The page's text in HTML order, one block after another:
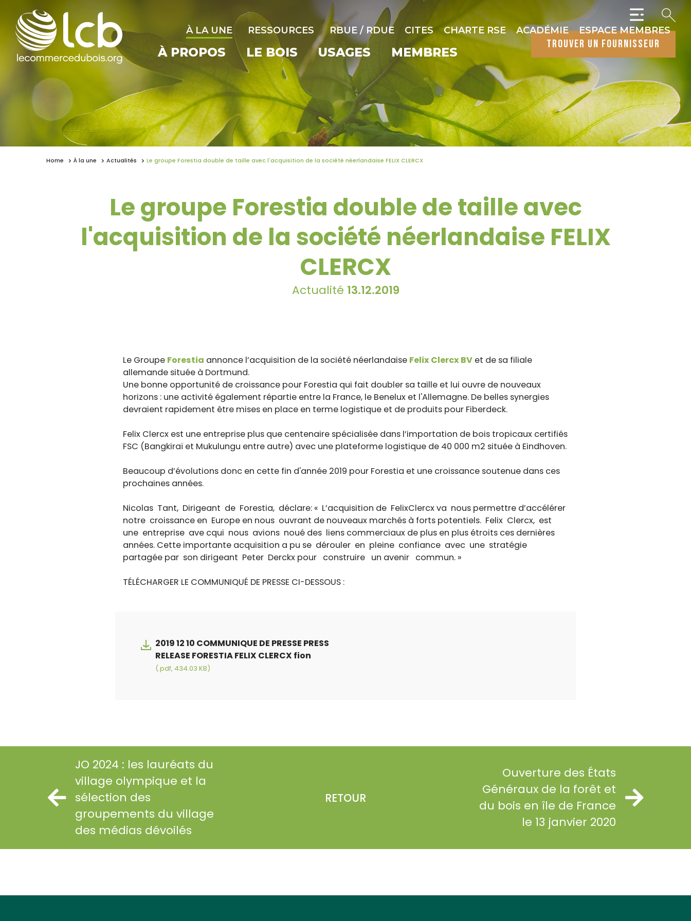
À LA UNE RESSOURCES RBUE / RDUE CITES CHARTE RSE ACADÉMIE ESPACE MEMBRES
À PROPOS LE BOIS USAGES MEMBRES
trouver un fournisseur
Home À la une Actualités Le groupe Forestia double de taille avec l'acquisition de la société néerlandaise FELIX CLERCX
Le groupe Forestia double de taille avec
l'acquisition de la société néerlandaise FELIX
CLERCX
Actualité 13.12.2019
Le Groupe Forestia annonce l’acquisition de la société néerlandaise Felix Clercx BV et de sa filiale
allemande située à Dortmund.
Une bonne opportunité de croissance pour Forestia qui fait doubler sa taille et lui ouvre de nouveaux
horizons : une activité également répartie entre la France, le Benelux et l'Allemagne. De belles synergies
devraient rapidement être mises en place en terme logistique et de produits pour Fiberdeck.
Felix Clercx est une entreprise plus que centenaire spécialisée dans l’importation de bois tropicaux certifiés
FSC (Bangkiraï et Mukulungu entre autre) avec une plateforme logistique de 40 000 m2 située à Eindhoven.
Beaucoup d’évolutions donc en cette fin d'année 2019 pour Forestia et une croissance soutenue dans ces
prochaines années.
Nicolas Tant, Dirigeant de Forestia, déclare: « L’acquisition de FelixClercx va nous permettre d’accélérer
notre croissance en Europe en nous ouvrant de nouveaux marchés à forts potentiels. Felix Clercx, est
une entreprise ave cqui nous avions noué des liens commerciaux de plus en plus étroits ces dernières
années. Cette importante acquisition a pu se dérouler en pleine confiance avec une stratégie
partagée par son dirigeant Peter Derckx pour construire un avenir commun. »
TÉLÉCHARGER LE COMMUNIQUÉ DE PRESSE CI-DESSOUS :
2019 12 10 COMMUNIQUE DE PRESSE PRESS
RELEASE FORESTIA FELIX CLERCX fion
(.pdf, 434.03 KB)
JO 2024 : les lauréats du
village olympique et la
sélection des
groupements du village
des médias dévoilés
RETOUR
Ouverture des États
Généraux de la forêt et
du bois en île de France
le 13 janvier 2020